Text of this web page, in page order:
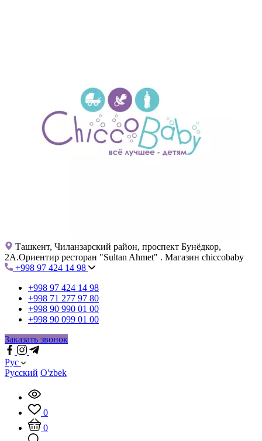
Ташкент, Чиланзарский район, проспект Бунёдкор,
2А.Ориентир ресторан "Sultan Ahmet" . Магазин chiccobaby
+998 97 424 14 98
+998 97 424 14 98
+998 71 277 97 80
+998 90 990 01 00
+998 90 099 01 00
Заказать звонок
Рус
Русский O'zbek
0
0